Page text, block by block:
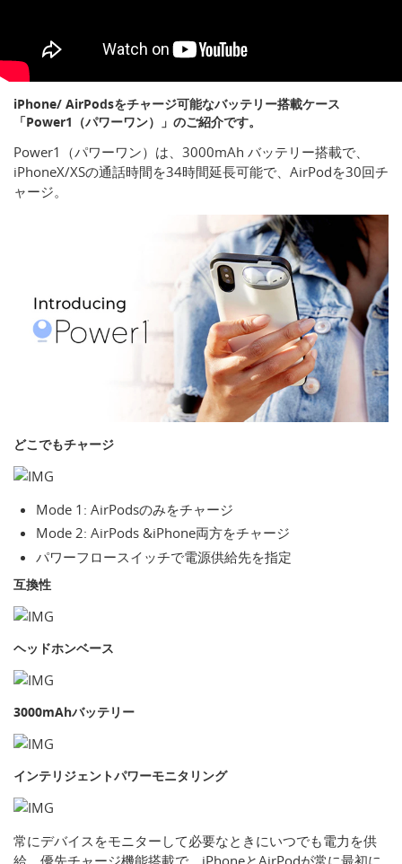
iPhone/ AirPodsをチャージ可能なバッテリー搭載ケース
「Power1（パワーワン）」のご紹介です。
Power1（パワーワン）は、3000mAh バッテリー搭載で、
iPhoneX/XSの通話時間を34時間延長可能で、AirPodを30回チ
ャージ。
どこでもチャージ
Mode 1: AirPodsのみをチャージ
Mode 2: AirPods &iPhone両方をチャージ
パワーフロースイッチで電源供給先を指定
互換性
ヘッドホンベース
3000mAhバッテリー
インテリジェントパワーモニタリング
常にデバイスをモニターして必要なときにいつでも電力を供
給。優先チャージ機能搭載で、iPhoneとAirPodが常に最初に